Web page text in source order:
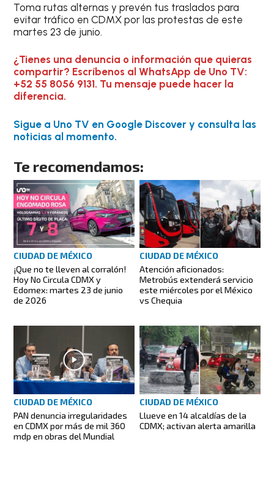
Toma rutas alternas y prevén tus traslados para
evitar tráfico en CDMX por las protestas de este
martes 23 de junio.
¿Tienes una denuncia o información que quieras
compartir? Escríbenos al WhatsApp de Uno TV:
+52 55 8056 9131. Tu mensaje puede hacer la
diferencia.
Sigue a Uno TV en Google Discover y consulta las
noticias al momento.
Te recomendamos:
CIUDAD DE MÉXICO
¡Que no te lleven al corralón!
Hoy No Circula CDMX y
Edomex: martes 23 de junio
de 2026
CIUDAD DE MÉXICO
Atención aficionados:
Metrobús extenderá servicio
este miércoles por el México
vs Chequia
CIUDAD DE MÉXICO
PAN denuncia irregularidades
en CDMX por más de mil 360
mdp en obras del Mundial
CIUDAD DE MÉXICO
Llueve en 14 alcaldías de la
CDMX; activan alerta amarilla